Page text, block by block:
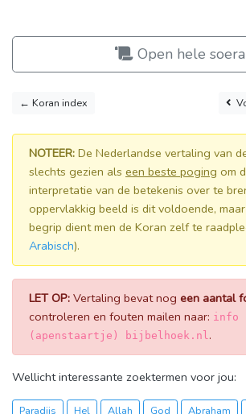
Open hele soera
← Koran index
NOTEER: De Nederlandse vertaling van
slechts gezien als een beste poging om
interpretatie van de betekenis over te
oppervlakkig beeld is dit voldoende,
begrip dient men de Koran zelf te
Arabisch).
LET OP: Vertaling bevat nog een aantal
controleren en fouten mailen naar: info
(apenstaartje) bijbelhoek.nl.
Wellicht interessante zoektermen voor jou:
Paradijs Hel Allah God Abraham